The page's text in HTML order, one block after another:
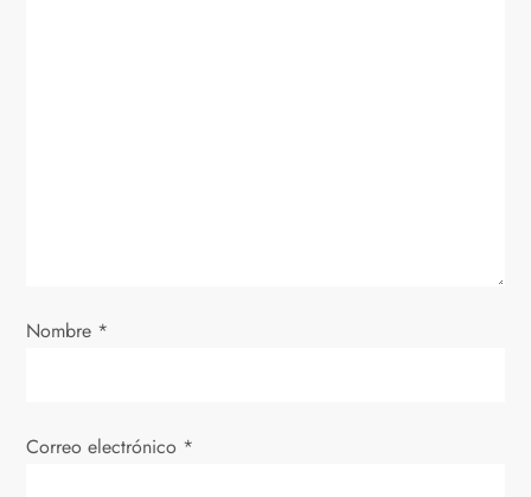
n
r
Nombre *
Correo electrónico *